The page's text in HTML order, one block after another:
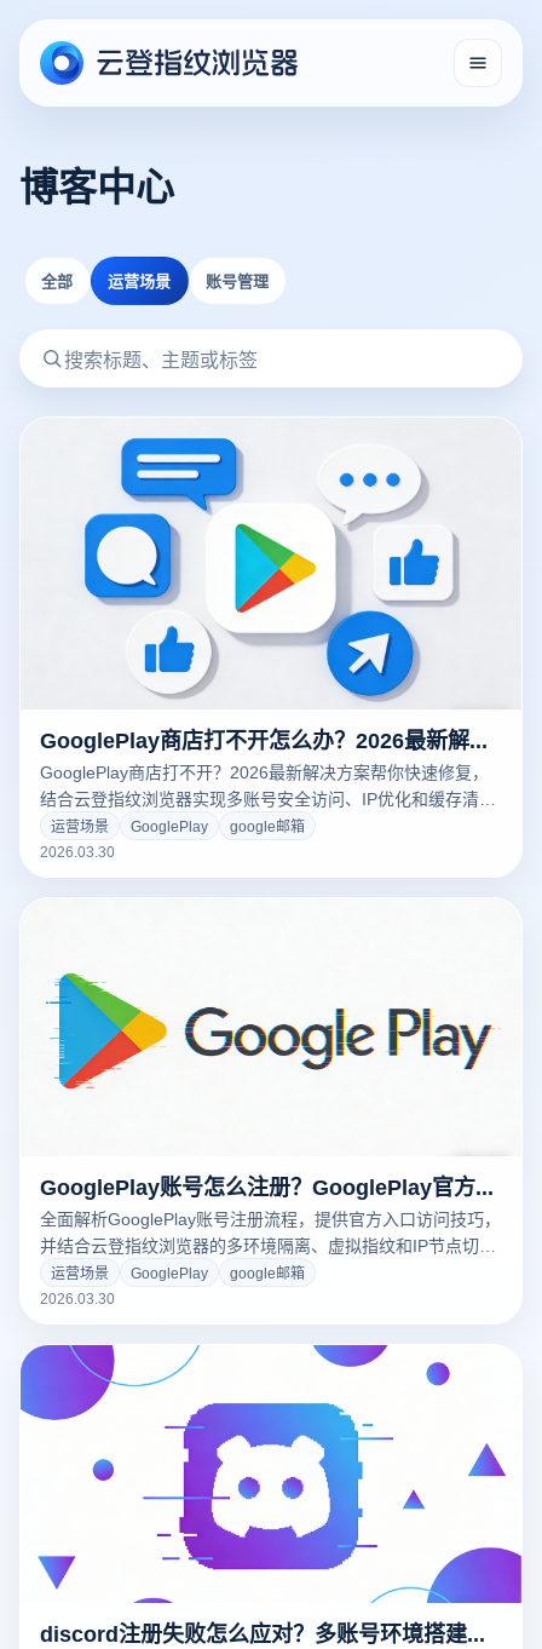
博客中心
全部 运营场景 账号管理
GooglePlay商店打不开怎么办？2026最新解决方案与快速修复指南
GooglePlay商店打不开？2026最新解决方案帮你快速修复，
结合云登指纹浏览器实现多账号安全访问、IP优化和缓存清
理，让应用下载稳定无阻。完整指南助你轻松解决访问异常，
提高跨境操作效率。
运营场景 GooglePlay
google邮箱
2026.03.30
GooglePlay账号怎么注册？GooglePlay官方下载入口在哪？
全面解析GooglePlay账号注册流程，提供官方入口访问技巧，
并结合云登指纹浏览器的多环境隔离、虚拟指纹和IP节点切换
功能，实现多账号高效管理与安全注册。无论个人用户还是开
发者，都能轻松应对验证、地区限制及多账号操作难题，让
GooglePlay注册更稳定、顺畅且高效。
运营场景 GooglePlay
google邮箱
2026.03.30
discord注册失败怎么应对？多账号环境搭建与稳定注册方案